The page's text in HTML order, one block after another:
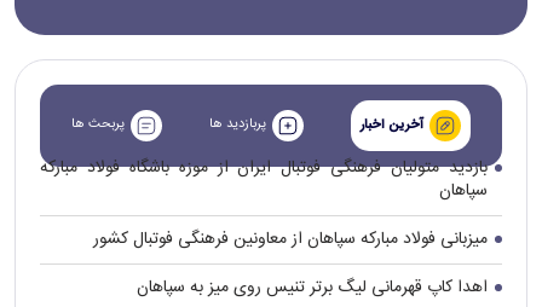
آخرین اخبار پربازدید ها پربحث ها
بازدید متولیان فرهنگی فوتبال ایران از موزه باشگاه فولاد مبارکه
سپاهان
میزبانی فولاد مبارکه سپاهان از معاونین فرهنگی فوتبال کشور
اهدا کاپ قهرمانی لیگ برتر تنیس روی میز به سپاهان